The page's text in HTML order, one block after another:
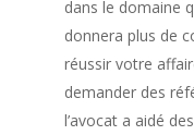
dans le domaine
donnera plus de
réussir votre
demander des
l’avocat a aidé